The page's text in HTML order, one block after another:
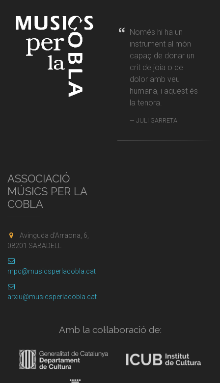
Només hi ha un
instrument al món
capaç de donar un
crit de joia o de
dolor amb veu
humana, i aquest és
la tenora.
JULI GARRETA
ASSOCIACIÓ
MÚSICS PER LA
COBLA
Avinguda d'Arraona, 6,
08201 SABADELL
mpc@musicsperlacobla.cat
arxiu@musicsperlacobla.cat
Amb la col·laboració de: